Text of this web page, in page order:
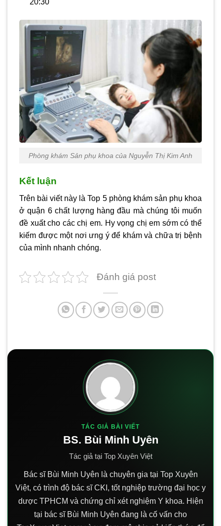
20:30
Phòng khám Sản phụ khoa của Nguyễn Thị Kim Anh
Kết luận
Trên bài viết này là Top 5 phòng khám sản phụ khoa
ở quận 6chất lượng hàng đầu mà chúng tôi muốn
đề xuất cho các chị em. Hy vọng chị em sớm có thể
kiếm được một nơi ưng ý để khám và chữa trị bệnh
của mình nhanh chóng.
Đánh giá post
TÁC GIẢ BÀI VIẾT
BS. Bùi Minh Uyên
Tác giả tại Top Xuyên Việt
Bác sĩ Bùi Minh Uyên là chuyên gia tại Top Xuyên
Việt, có trình độ bác sĩ CKI, tốt nghiệp trường đại học y
dược TPHCM và chứng chỉ xét nghiệm Y khoa. Hiện
tại bác sĩ Bùi Minh Uyên đang là cố vấn cho